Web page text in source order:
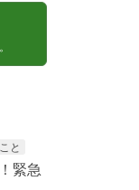
と
緊急